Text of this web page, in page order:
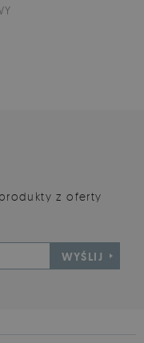
z oferty
WYŚLIJ